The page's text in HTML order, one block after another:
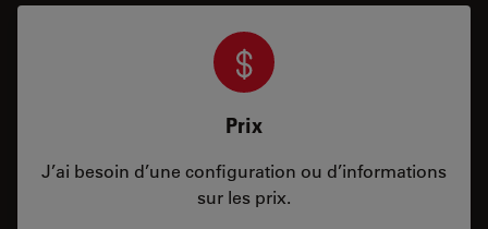
Prix
J’ai besoin d’une configuration ou d’informations
sur les prix.